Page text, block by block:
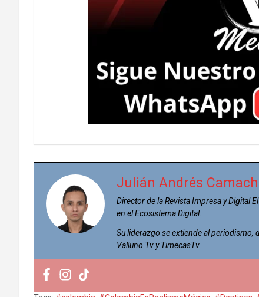
Julián Andrés
Director de la Revista Impresa y Digital
en el Ecosistema Digital.
Su liderazgo se extiende al
Valluno Tv y TimecasTv.